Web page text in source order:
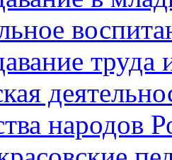
труда
народов